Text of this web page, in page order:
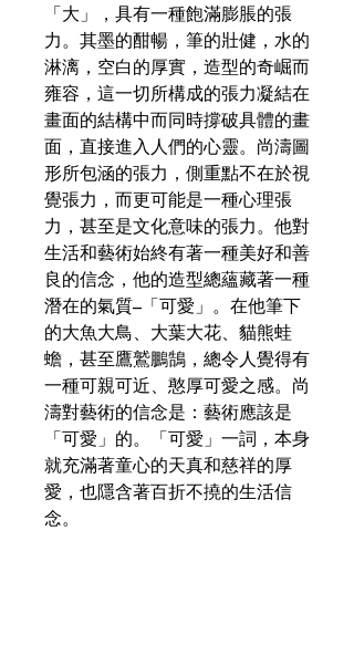
「大」，具有一種飽滿膨脹的張
力。其墨的酣暢，筆的壯健，水的
淋漓，空白的厚實，造型的奇崛而
雍容，這一切所構成的張力凝結在
畫面的結構中而同時撐破具體的畫
面，直接進入人們的心靈。尚濤圖
形所包涵的張力，側重點不在於視
覺張力，而更可能是一種心理張
力，甚至是文化意味的張力。他對
生活和藝術始終有著一種美好和善
良的信念，他的造型總蘊藏著一種
潛在的氣質–「可愛」。在他筆下
的大魚大鳥、大葉大花、貓熊蛙
蟾，甚至鷹鷲鵬鵠，總令人覺得有
一種可親可近、憨厚可愛之感。尚
濤對藝術的信念是：藝術應該是
「可愛」的。「可愛」一詞，本身
就充滿著童心的天真和慈祥的厚
愛，也隱含著百折不撓的生活信
念。